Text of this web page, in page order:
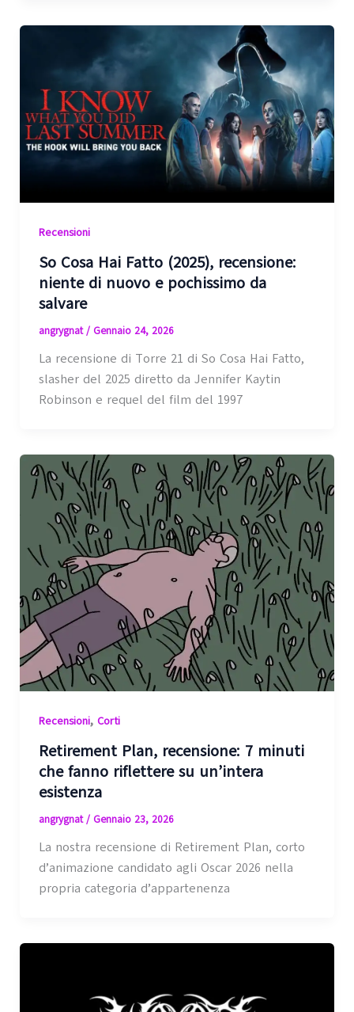
Recensioni
So Cosa Hai Fatto (2025), recensione:
niente di nuovo e pochissimo da
salvare
angrygnat/ Gennaio 24, 2026
La recensione di Torre 21 di So Cosa Hai Fatto,
slasher del 2025 diretto da Jennifer Kaytin
Robinson e requel del film del 1997
Recensioni, Corti
Retirement Plan, recensione: 7 minuti
che fanno riflettere su un’intera
esistenza
angrygnat/ Gennaio 23, 2026
La nostra recensione di Retirement Plan, corto
d’animazione candidato agli Oscar 2026 nella
propria categoria d’appartenenza